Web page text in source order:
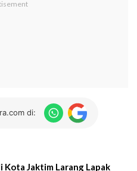
di:
Kota Jaktim Larang Lapak